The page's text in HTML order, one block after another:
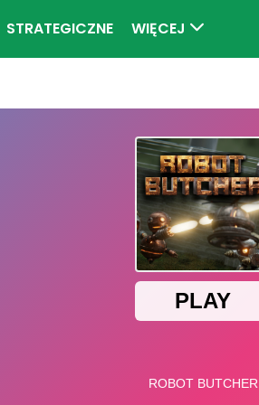
STRATEGICZNE WIĘCEJ